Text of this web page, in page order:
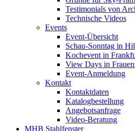
Testimonials von
Technische Videos
Events
Event-Übersicht
Schau-Sonntag in
Kochevent in
View Days in
Event-Anmeldung
Kontakt
Kontaktdaten
Katalogbestellung
Angebotsanfrage
Video-Beratung
MHB Stahlfenster